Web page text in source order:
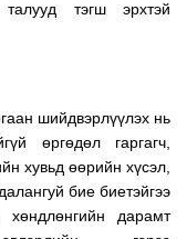
тэгш эрхтэй
шийдвэрлүүлэх нь
өргөдөл гаргагч,
хувьд өөрийн хүсэл,
бие биетэйгээ
дарамт